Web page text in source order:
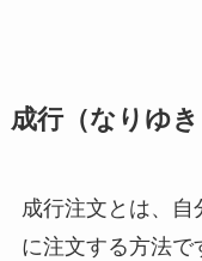
成行（なりゆ
成行注文とは、自
に注文する方法で